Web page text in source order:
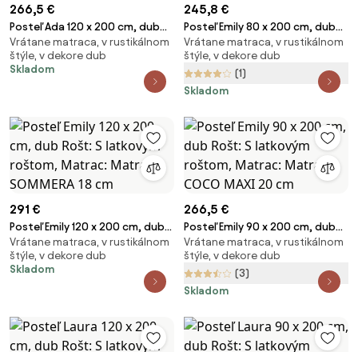
266,5 €
Posteľ Ada 120 x 200 cm, dub
Rošt: S latkovým roštom,
Matrac: Matrac SOMMERA 18
cm
Vrátane matraca, v rustikálnom
štýle, v dekore dub
Skladom
245,8 €
Posteľ Emily 80 x 200 cm, dub
Rošt: S latkovým roštom,
Matrac: Matrac COCO MAXI 20
cm
Vrátane matraca, v rustikálnom
štýle, v dekore dub
(1)
Skladom
291 €
Posteľ Emily 120 x 200 cm, dub
Rošt: S latkovým roštom,
Matrac: Matrac SOMMERA 18
cm
Vrátane matraca, v rustikálnom
štýle, v dekore dub
Skladom
266,5 €
Posteľ Emily 90 x 200 cm, dub
Rošt: S latkovým roštom,
Matrac: Matrac COCO MAXI 20
cm
Vrátane matraca, v rustikálnom
štýle, v dekore dub
(3)
Skladom